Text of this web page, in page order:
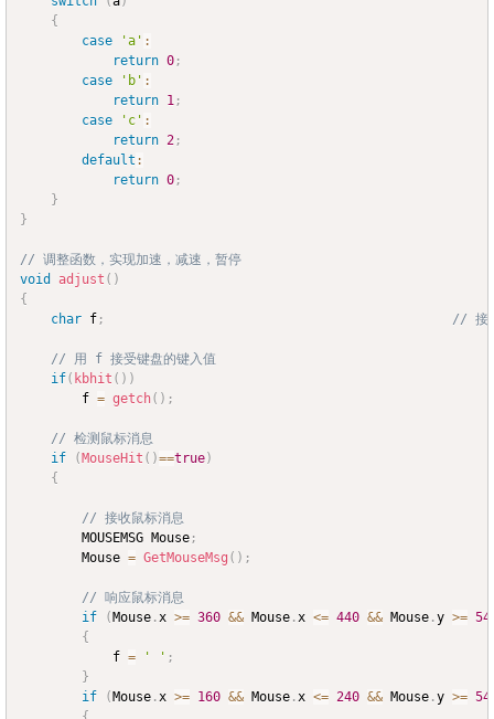
{
case
'a' :
return 0 ;
case
'b' :
return 1 ;
case
'c' :
return 2 ;
default :
return 0 ;
}
}
// 调整函数，实现加速，减速，暂停
void
adjust ( )
{
char f ; // 接
// 用 f 接受键盘的键入值
if( kbhit ( ) )
		f
= getch( ) ;
// 检测鼠标消息
if
( MouseHit ( )==true)
{
// 接收鼠标消息
		MOUSEMSG Mouse
;
		Mouse
= GetMouseMsg ( ) ;
// 响应鼠标消息
if
( Mouse .x >= 360 && Mouse .x <= 440 && Mouse .y >=
{
			f
= ' ' ;
}
if
( Mouse .x >= 160 && Mouse .x <= 240 && Mouse .y >=